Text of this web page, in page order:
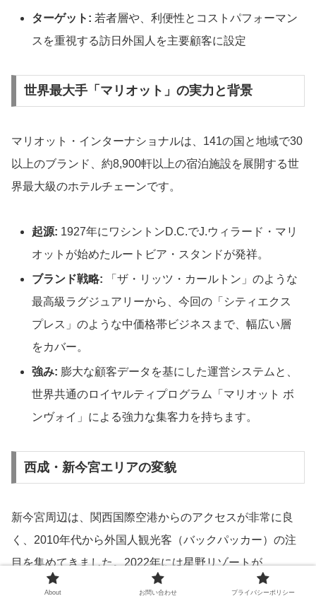
ターゲット: 若者層や、利便性とコストパフォーマン
スを重視する訪日外国人を主要顧客に設定
世界最大手「マリオット」の実力と背景
マリオット・インターナショナルは、141の国と地域で30
以上のブランド、約8,900軒以上の宿泊施設を展開する世
界最大級のホテルチェーンです。
起源: 1927年にワシントンD.C.でJ.ウィラード・マリ
オットが始めたルートビア・スタンドが発祥。
ブランド戦略: 「ザ・リッツ・カールトン」のような
最高級ラグジュアリーから、今回の「シティエクス
プレス」のような中価格帯ビジネスまで、幅広い層
をカバー。
強み: 膨大な顧客データを基にした運営システムと、
世界共通のロイヤルティプログラム「マリオット ボ
ンヴォイ」による強力な集客力を持ちます。
西成・新今宮エリアの変貌
新今宮周辺は、関西国際空港からのアクセスが非常に良
く、2010年代から外国人観光客（バックパッカー）の注
目を集めてきました。2022年には星野リゾートが
「OMO7大阪」を開業するなど、大規模な再開発が進んで
About お問い合わせ プライバシーポリシー